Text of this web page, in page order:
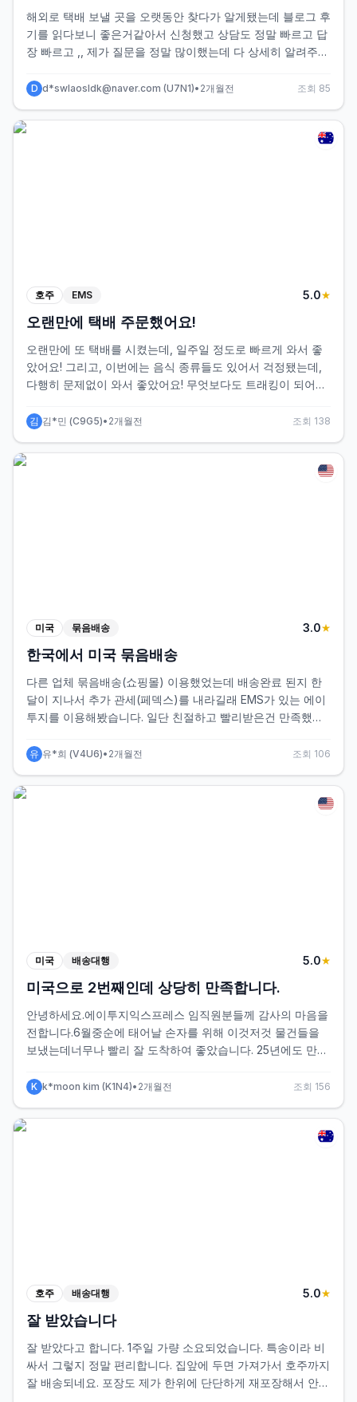
해외로 택배 보낼 곳을 오랫동안 찾다가 알게됐는데 블로그 후
기를 읽다보니 좋은거같아서 신청했고 상담도 정말 빠르고 답
장 빠르고 ,, 제가 질문을 정말 많이했는데 다 상세히 알려주셨
니다 결제하면 바로 배송 준비 배송 척척척척 한국인들이좋아
주시고는 몇시간만에 모두 준비끝내서 발송해주셨고 일요일
에 일본 친구집에 도착했습니다 ㅋㅋ 4일만에 일본 도착 .. 친
D d*swlaosldk@naver.com (U7N1)• 2개월전 조회 85
호주 EMS 5.0★
오랜만에 택배 주문했어요!
오랜만에 또 택배를 시켰는데, 일주일 정도로 빠르게 와서 좋
았어요! 그리고, 이번에는 음식 종류들도 있어서 걱정됐는데,
다행히 문제없이 와서 좋았어요! 무엇보다도 트래킹이 되어서
요~!
김 김*민 (C9G5)• 2개월전 조회 138
미국 묶음배송 3.0★
한국에서 미국 묶음배송
다른 업체 묶음배송(쇼핑몰) 이용했었는데 배송완료 된지 한
달이 지나서 추가 관세(페덱스)를 내라길래 EMS가 있는 에이
투지를 이용해봤습니다. 일단 친절하고 빨리받은건 만족했는
마어마한 큰 박스와 압축백 안에 차곡차곡 안넣어서 거의 압축
으로는 압축백 포장은 신청하지말아야겠단 생각했네요. 소량
유 유*희 (V4U6)• 2개월전 조회 106
미국 배송대행 5.0★
미국으로 2번째인데 상당히 만족합니다.
안녕하세요.에이투지익스프레스 임직원분들께 감사의 마음을
전합니다.6월중순에 태어날 손자를 위해 이것저것 물건들을
보냈는데너무나 빨리 잘 도착하여 좋았습니다. 25년에도 만족
이투지익스프레스 번창하시길 바랍니다.
K k*moon kim (K1N4)• 2개월전 조회 156
호주 배송대행 5.0★
잘 받았습니다
잘 받았다고 합니다. 1주일 가량 소요되었습니다. 특송이라 비
싸서 그렇지 정말 편리합니다. 집앞에 두면 가져가서 호주까지
잘 배송되네요. 포장도 제가 한위에 단단하게 재포장해서 안전